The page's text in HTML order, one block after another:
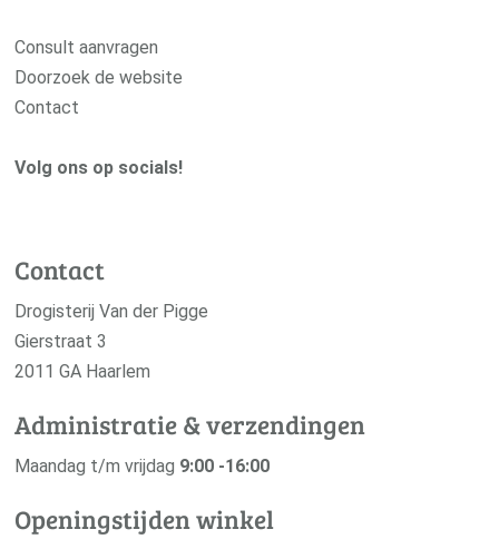
Consult aanvragen
Doorzoek de website
Contact
Volg ons op socials!
Contact
Drogisterij Van der Pigge
Gierstraat 3
2011 GA Haarlem
Administratie & verzendingen
Maandag t/m vrijdag 9:00 -16:00
Openingstijden winkel